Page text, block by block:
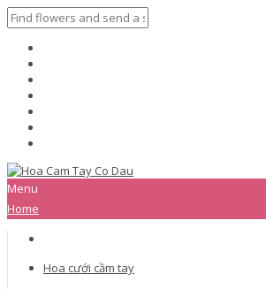
Menu
Home
Hoa cưới cầm tay